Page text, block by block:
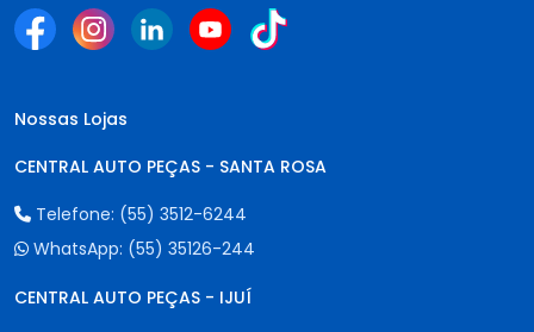
Nossas Lojas
CENTRAL AUTO PEÇAS - SANTA ROSA
Telefone: (55) 3512-6244
WhatsApp: (55) 35126-244
CENTRAL AUTO PEÇAS - IJUÍ